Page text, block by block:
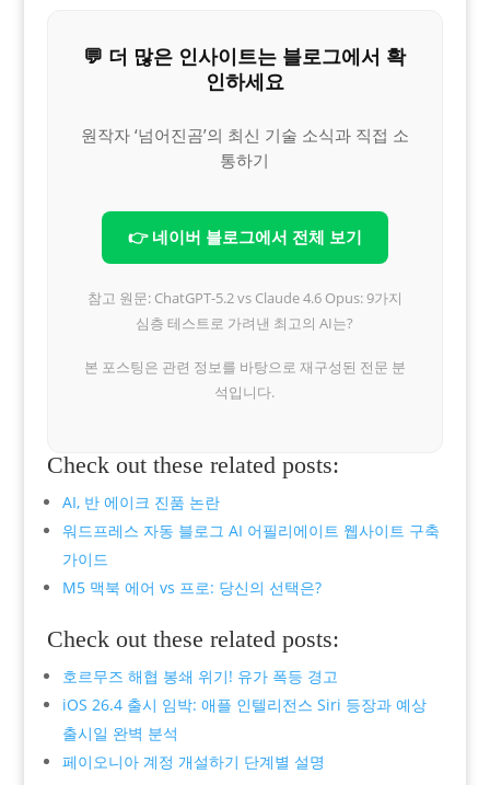
💬 더 많은 인사이트는 블로그에서 확
인하세요
원작자 ‘넘어진곰’의 최신 기술 소식과 직접 소
통하기
👉 네이버 블로그에서 전체 보기
참고 원문: ChatGPT-5.2 vs Claude 4.6 Opus: 9가지
심층 테스트로 가려낸 최고의 AI는?
본 포스팅은 관련 정보를 바탕으로 재구성된 전문 분
석입니다.
Check out these related posts:
AI, 반 에이크 진품 논란
워드프레스 자동 블로그 AI 어필리에이트 웹사이트 구축
가이드
M5 맥북 에어 vs 프로: 당신의 선택은?
Check out these related posts:
호르무즈 해협 봉쇄 위기! 유가 폭등 경고
iOS 26.4 출시 임박: 애플 인텔리전스 Siri 등장과 예상
출시일 완벽 분석
페이오니아 계정 개설하기 단계별 설명